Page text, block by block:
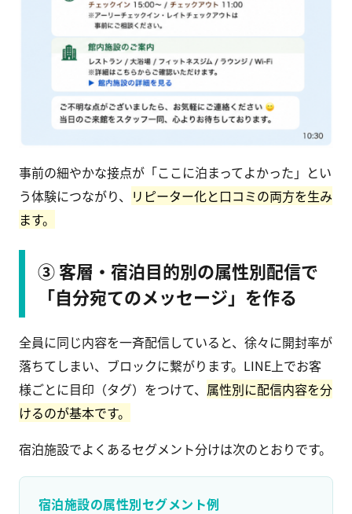
事前の細やかな接点が「ここに泊まってよかった」とい
う体験につながり、 リピーター化と口コミの両方を生み
ます。
③ 客層・宿泊目的別の属性別配信で
「自分宛てのメッセージ」を作る
全員に同じ内容を一斉配信していると、徐々に開封率が
落ちてしまい、ブロックに繋がります。LINE上でお客
様ごとに目印（タグ）をつけて、 属性別に配信内容を分
けるのが基本です。
宿泊施設でよくあるセグメント分けは次のとおりです。
宿泊施設の属性別セグメント例